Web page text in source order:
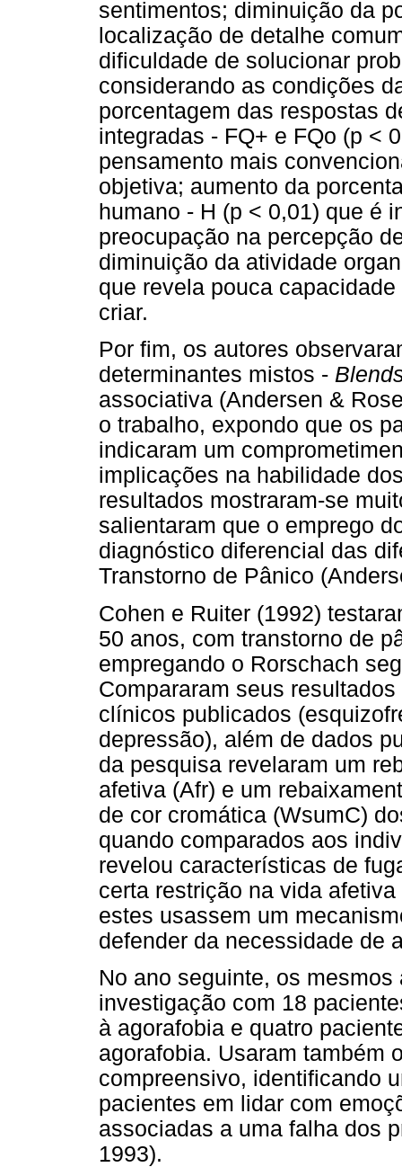
sentimentos; diminuição da
localização de detalhe
dificuldade de solucionar
considerando as condições
porcentagem das respostas
integradas - FQ+ e FQo (p <
pensamento mais
objetiva; aumento da
humano - H (p < 0,01) que é
preocupação na percepção
diminuição da atividade
que revela pouca
criar.
Por fim, os autores
determinantes mistos -
associativa (Andersen &
o trabalho, expondo que os
indicaram um
implicações na habilidade
resultados mostraram-se
salientaram que o emprego
diagnóstico diferencial das
Transtorno de Pânico
Cohen e Ruiter (1992)
50 anos, com transtorno de
empregando o Rorschach
Compararam seus
clínicos publicados
depressão), além de dados
da pesquisa revelaram um
afetiva (Afr) e um
de cor cromática (WsumC)
quando comparados aos
revelou características de
certa restrição na vida
estes usassem um
defender da necessidade de
No ano seguinte, os
investigação com 18
à agorafobia e quatro
agorafobia. Usaram também
compreensivo, identificando
pacientes em lidar com
associadas a uma falha dos
1993).